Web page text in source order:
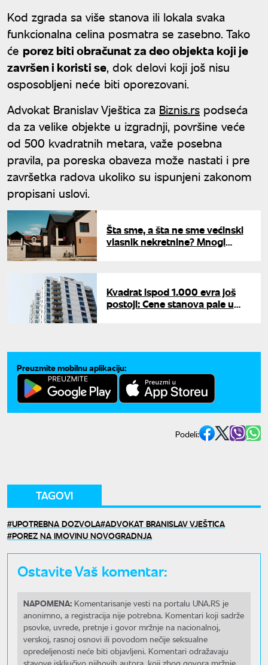
Kod zgrada sa više stanova ili lokala svaka
funkcionalna celina posmatra se zasebno. Tako
će porez biti obračunat za deo objekta koji je
završen i koristi se, dok delovi koji još nisu
osposobljeni neće biti oporezovani.
Advokat Branislav Vještica za Biznis.rs podseća
da za velike objekte u izgradnji, površine veće
od 500 kvadratnih metara, važe posebna
pravila, pa poreska obaveza može nastati i pre
završetka radova ukoliko su ispunjeni zakonom
propisani uslovi.
Šta sme, a šta ne sme većinski
vlasnik nekretnine? Mnogi
Kvadrat ispod 1.000 evra još
postoji: Cene stanova pale u
Preuzmite mobilnu aplikaciju:
Podeli:
TAGOVI
UPOTREBNA DOZVOLA ADVOKAT BRANISLAV VJEŠTICA
POREZ NA IMOVINU NOVOGRADNJA
Ostavite Vaš komentar:
NAPOMENA: Komentarisanje vesti na portalu UNA.RS je
anonimno, a registracija nije potrebna. Komentari koji sadrže
psovke, uvrede, pretnje i govor mržnje na nacionalnoj,
verskoj, rasnoj osnovi ili povodom nečije seksualne
opredeljenosti neće biti objavljeni. Komentari odražavaju